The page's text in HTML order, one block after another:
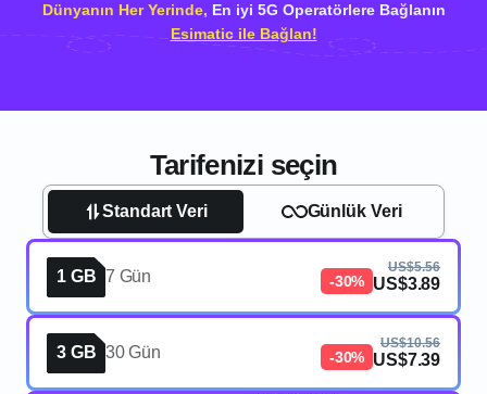
Dünyanın Her Yerinde, En iyi 5G Operatörlere Bağlanın
Esimatic ile Bağlan!
Tarifenizi seçin
Standart Veri Günlük Veri
1 GB 7 Gün -30%
US$5.56
US$3.89
3 GB 30 Gün -30%
US$10.56
US$7.39